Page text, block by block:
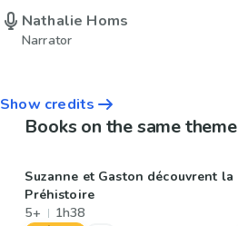
Nathalie Homs
Narrator
Show credits
Books on the same theme
Suzanne et Gaston découvrent la
Préhistoire
5+
1h38